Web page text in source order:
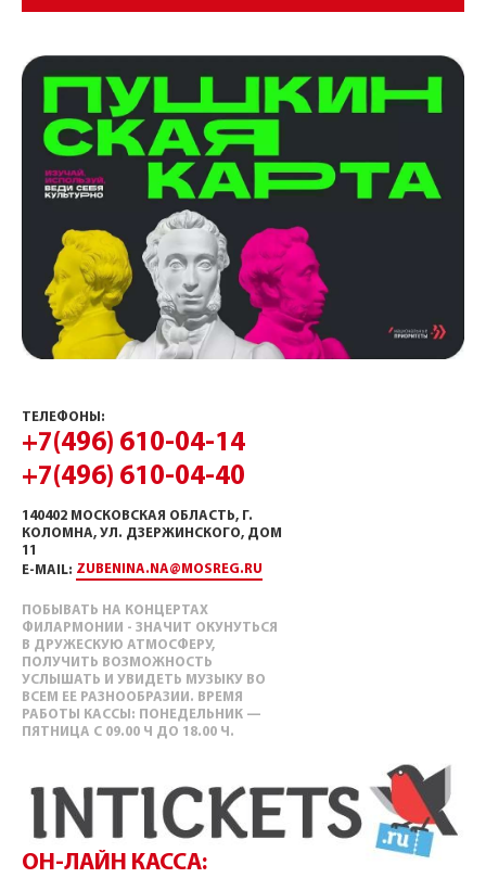
ТЕЛЕФОНЫ:
+7(496) 610-04-14
+7(496) 610-04-40
140402 МОСКОВСКАЯ ОБЛАСТЬ, Г.
КОЛОМНА, УЛ. ДЗЕРЖИНСКОГО, ДОМ
11
E-MAIL: ZUBENINA.NA@MOSREG.RU
ПОБЫВАТЬ НА КОНЦЕРТАХ
ФИЛАРМОНИИ - ЗНАЧИТ ОКУНУТЬСЯ
В ДРУЖЕСКУЮ АТМОСФЕРУ,
ПОЛУЧИТЬ ВОЗМОЖНОСТЬ
УСЛЫШАТЬ И УВИДЕТЬ МУЗЫКУ ВО
ВСЕМ ЕЕ РАЗНООБРАЗИИ. ВРЕМЯ
РАБОТЫ КАССЫ: ПОНЕДЕЛЬНИК —
ПЯТНИЦА С 09.00 Ч ДО 18.00 Ч.
ОН-ЛАЙН КАССА: